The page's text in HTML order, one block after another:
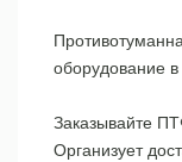
оборудование
Заказывайте
Организует